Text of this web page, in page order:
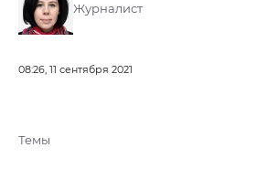
Журналист
08:26, 11 сентября 2021
Темы